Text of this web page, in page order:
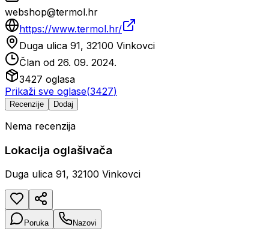
webshop@termol.hr
https://www.termol.hr/
Duga ulica 91, 32100 Vinkovci
Član od 26. 09. 2024.
3427 oglasa
Prikaži sve oglase(3427)
Recenzije Dodaj
Nema recenzija
Lokacija oglašivača
Duga ulica 91, 32100 Vinkovci
Poruka Nazovi